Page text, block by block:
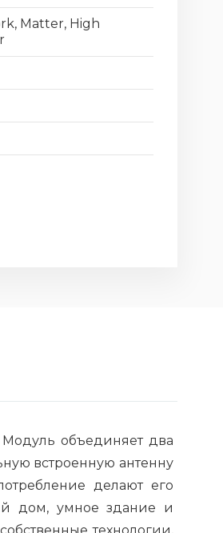
Matter, High
объединяет два
встроенную антенну
делают его
дом, умное здание и